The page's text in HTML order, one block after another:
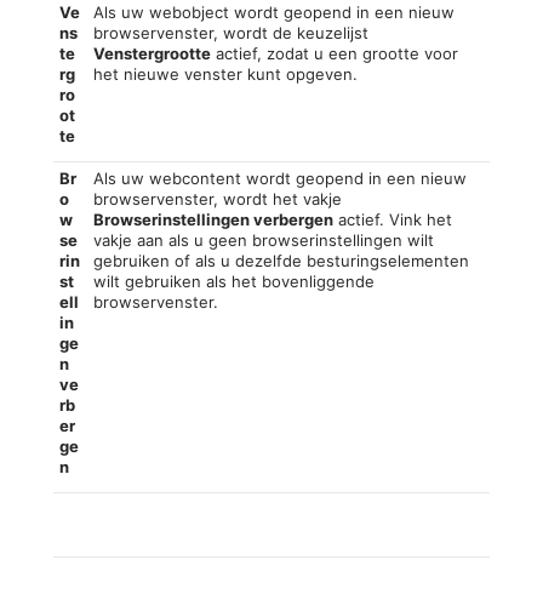
Ve
ns
te
rg
ro
ot
te
Als uw webobject wordt geopend in een nieuw
browservenster, wordt de keuzelijst
Venstergrootte actief, zodat u een grootte voor
het nieuwe venster kunt opgeven.
Br
o
w
se
rin
st
ell
in
ge
n
ve
rb
er
ge
n
Als uw webcontent wordt geopend in een nieuw
browservenster, wordt het vakje
Browserinstellingen verbergen actief. Vink het
vakje aan als u geen browserinstellingen wilt
gebruiken of als u dezelfde besturingselementen
wilt gebruiken als het bovenliggende
browservenster.